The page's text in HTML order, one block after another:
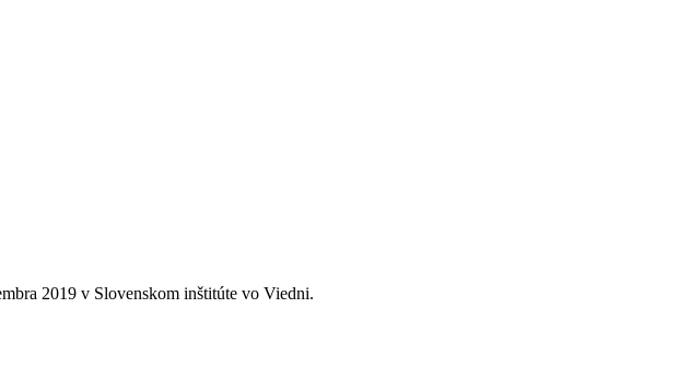
2019 v Slovenskom inštitúte vo Viedni.